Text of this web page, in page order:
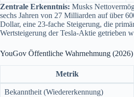
Zentrale Erkenntnis: Musks
sechs Jahren von 27 Milliarden auf über
Dollar, eine 23-fache Steigerung, die
Wertsteigerung der Tesla-Aktie getrieben
YouGov Öffentliche Wahrnehmung (2026)
Metrik
Bekanntheit (Wiedererkennung)